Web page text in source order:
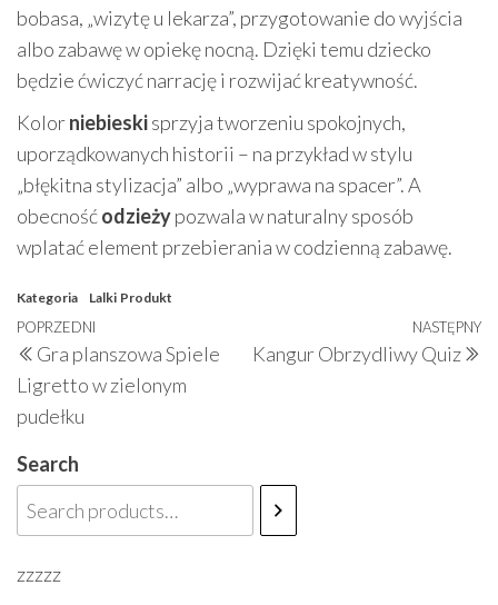
bobasa, „wizytę u lekarza”, przygotowanie do wyjścia
albo zabawę w opiekę nocną. Dzięki temu dziecko
będzie ćwiczyć narrację i rozwijać kreatywność.
Kolorniebieskisprzyja tworzeniu spokojnych,
uporządkowanych historii – na przykład w stylu
„błękitna stylizacja” albo „wyprawa na spacer”. A
obecnośćodzieżypozwala w naturalny sposób
wplatać element przebierania w codzienną zabawę.
Kategoria Lalki Produkt
Nawigacja
wpisu
Poprzedni
wpis
POPRZEDNI
Gra planszowa Spiele
Ligretto w zielonym
pudełku
NASTĘPNY
Kangur Obrzydliwy Quiz
Search
zzzzz